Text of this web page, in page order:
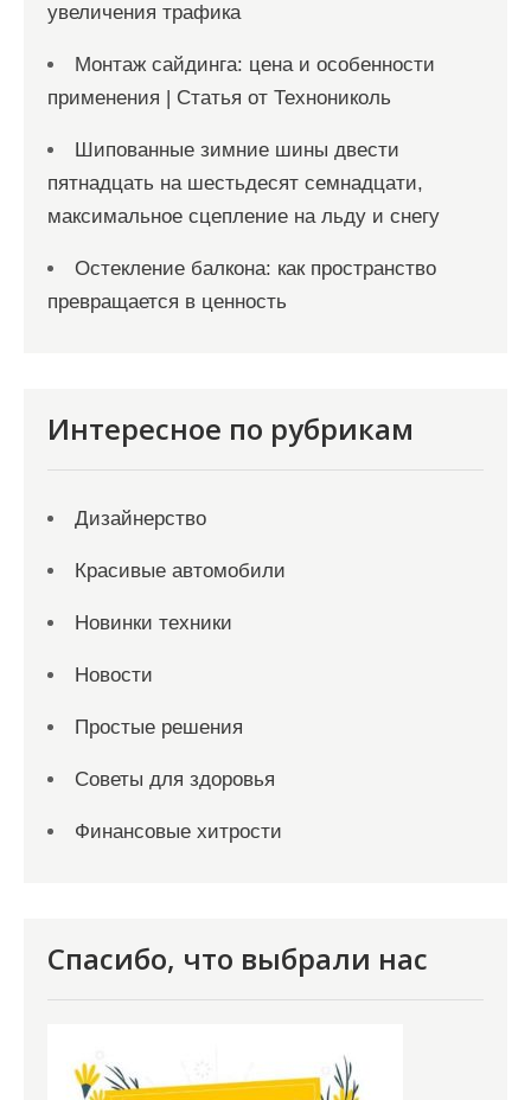
увеличения трафика
Монтаж сайдинга: цена и особенности
применения | Статья от Технониколь
Шипованные зимние шины двести
пятнадцать на шестьдесят семнадцати,
максимальное сцепление на льду и снегу
Остекление балкона: как пространство
превращается в ценность
Интересное по рубрикам
Дизайнерство
Красивые автомобили
Новинки техники
Новости
Простые решения
Советы для здоровья
Финансовые хитрости
Спасибо, что выбрали нас